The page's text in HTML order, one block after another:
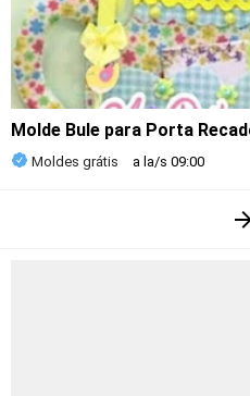
Molde Bule para Porta
Moldes grátis a la/s 09:00